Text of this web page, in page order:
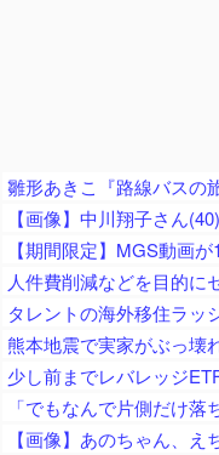
雛形あきこ『路線バスの
【画像】あのちゃん、